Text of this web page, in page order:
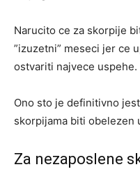
Narucito ce za skorpije
”izuzetni” meseci jer ce
ostvariti najvece uspehe.
Ono sto je definitivno
skorpijama biti obelezen
Za nezaposlene